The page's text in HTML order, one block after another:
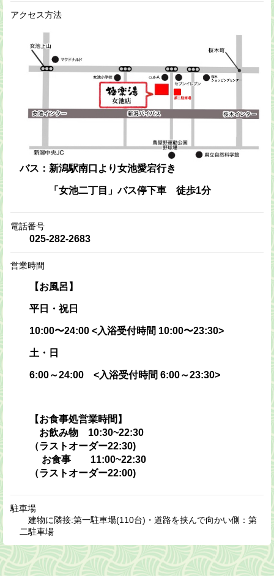
アクセス方法
バス：新潟駅南口より女池愛宕行き
「女池二丁目」バス停下車 徒歩1分
電話番号
025-282-2683
営業時間
【お風呂】
平日・祝日
10:00〜24:00 <入浴受付時間 10:00〜23:30>
土・日
6:00～24:00 <入浴受付時間 6:00～23:30>
【お食事処営業時間】
お飲み物 10:30~22:30
（ラストオーダー22:30)
お食事 11:00~22:30
（ラストオーダー22:00)
駐車場
建物に隣接:第一駐車場(110台)・道路を挟んで向かい側：第
二駐車場